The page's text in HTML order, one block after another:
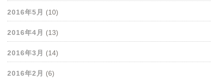
2016年5月 (10)
2016年4月 (13)
2016年3月 (14)
2016年2月 (6)